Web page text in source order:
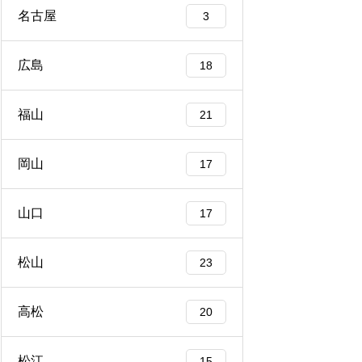
名古屋 3
広島 18
福山 21
岡山 17
山口 17
松山 23
高松 20